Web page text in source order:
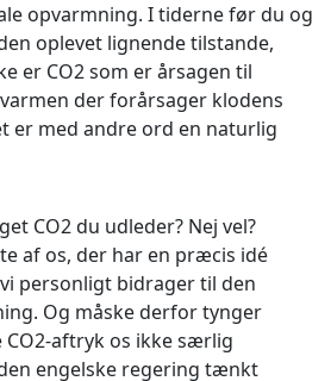
opvarmning. I tiderne før du og
oplevet lignende tilstande,
er CO2 som er årsagen til
der forårsager klodens
er med andre ord en naturlig
CO2 du udleder? Nej vel?
af os, der har en præcis idé
personligt bidrager til den
Og måske derfor tynger
aftryk os ikke særlig
engelske regering tænkt